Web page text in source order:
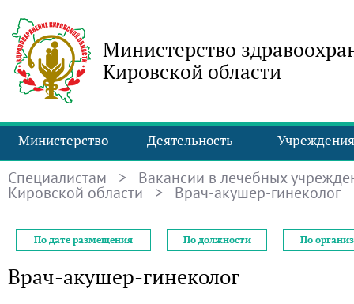
Министерство
Кировской области
Министерство Деятельность Учреждения
Специалистам > Вакансии в лечебных
Кировской области > Врач-акушер-гинеколог
По дате размещения По должности По
Врач-акушер-гинеколог